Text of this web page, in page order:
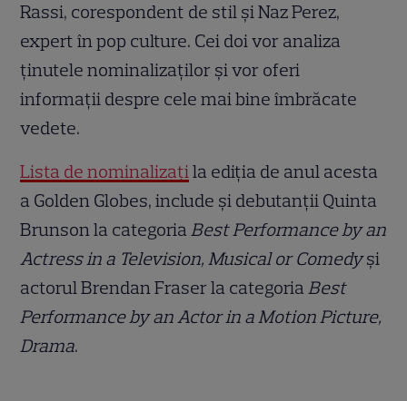
Rassi, corespondent de stil și Naz Perez,
expert în pop culture. Cei doi vor analiza
ținutele nominalizaților și vor oferi
informații despre cele mai bine îmbrăcate
vedete.
Lista de nominalizațila ediția de anul acesta
a Golden Globes, include și debutanții Quinta
Brunson la categoriaBest Performance by an
Actress in a Television, Musical or Comedyși
actorul Brendan Fraser la categoriaBest
Performance by an Actor in a Motion Picture,
Drama.